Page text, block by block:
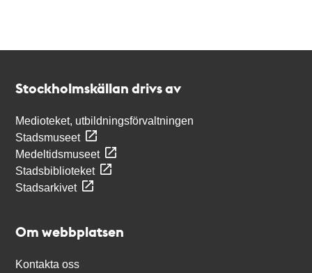
Stockholmskällan drivs av
Medioteket, utbildningsförvaltningen
Stadsmuseet
Medeltidsmuseet
Stadsbiblioteket
Stadsarkivet
Om webbplatsen
Kontakta oss